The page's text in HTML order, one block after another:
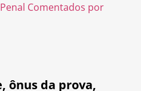
Comentados por
, ônus da prova,